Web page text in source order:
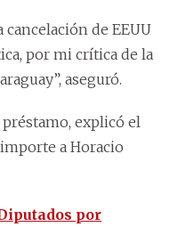
de EEUU
por mi crítica de la
aseguró.
explicó el
a Horacio
por